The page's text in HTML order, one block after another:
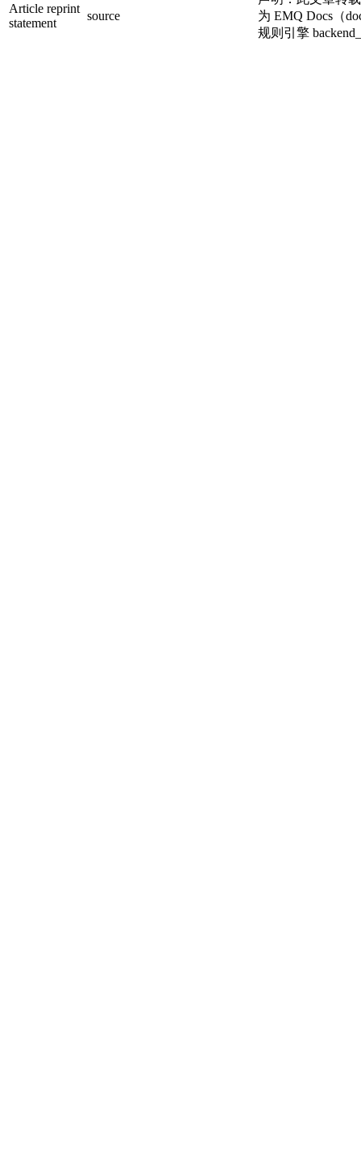
Article reprint
statement
source
为 EMQ Docs（
规则引擎